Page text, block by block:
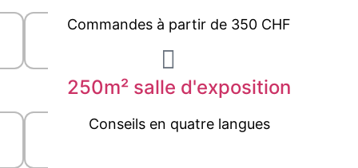
Commandes à partir de 350 CHF
250m² salle d'exposition
Conseils en quatre langues